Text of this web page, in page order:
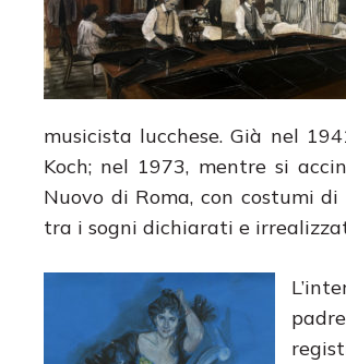
musicista lucchese. Già nel
Koch; nel 1973, mentre si
Nuovo di Roma, con costumi
tra i sogni dichiarati e